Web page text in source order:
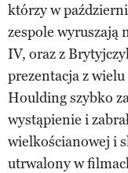
którzy w
zespole wyruszają
IV, oraz z
prezentacja z wielu
Houlding szybko
wystąpienie i
wielkościanowej i
utrwalony w